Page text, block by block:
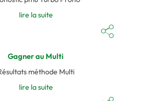
lire la suite
Gagner au Multi
méthode Multi
lire la suite